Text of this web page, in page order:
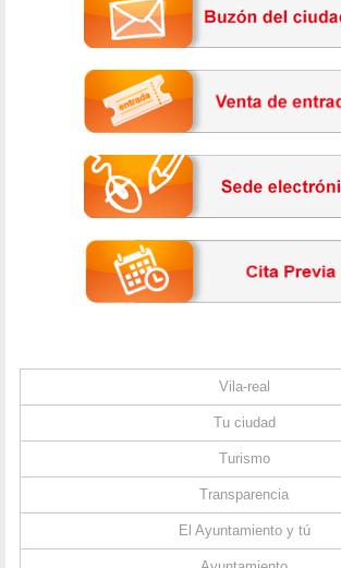
Vila-real
Tu ciudad
Turismo
Transparencia
El Ayuntamiento y tú